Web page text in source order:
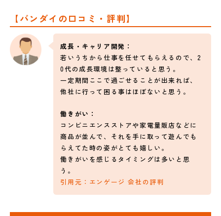
【バンダイの口コミ・評判】
成長・キャリア開発：
若いうちから仕事を任せてもらえるので、2
0代の成長環境は整っていると思う。
一定期間ここで過ごせることが出来れば、
他社に行って困る事はほぼないと思う。
働きがい：
コンビニエンスストアや家電量販店などに
商品が並んで、それを手に取って遊んでも
らえてた時の姿がとても嬉しい。
働きがいを感じるタイミングは多いと思
う。
引用元：エンゲージ 会社の評判